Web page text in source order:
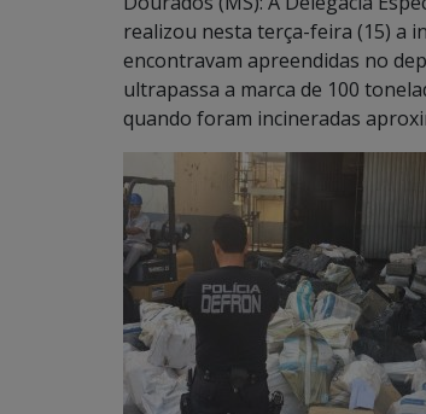
realizou nesta terça-feira (15) a
encontravam apreendidas no
ultrapassa a marca de 100
quando foram incineradas